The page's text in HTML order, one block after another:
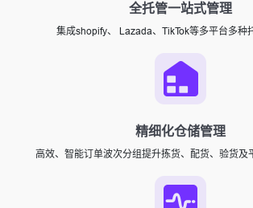
全托管一站式管理
集成shopify、 Lazada、TikTok等多平台多种
精细化仓储管理
高效、智能订单波次分组提升拣货、配货、验货及